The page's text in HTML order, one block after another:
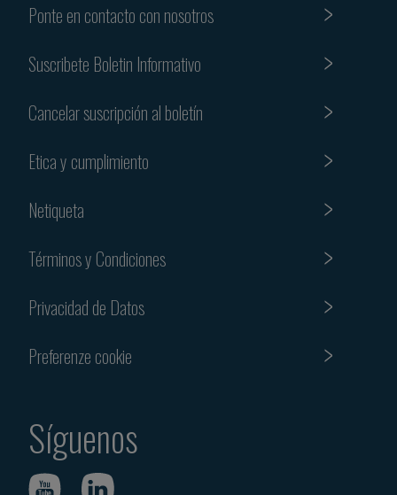
Ponte en contacto con nosotros
Suscribete Boletin Informativo
Cancelar suscripción al boletín
Etica y cumplimiento
Netiqueta
Términos y Condiciones
Privacidad de Datos
Preferenze cookie
Síguenos